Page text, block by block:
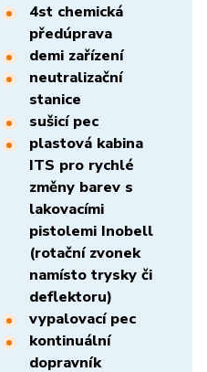
4st chemická
předúprava
demi zařízení
neutralizační
stanice
sušicí pec
plastová kabina
ITS pro rychlé
změny barev s
lakovacími
pistolemi Inobell
(rotační zvonek
namísto trysky či
deflektoru)
vypalovací pec
kontinuální
dopravník